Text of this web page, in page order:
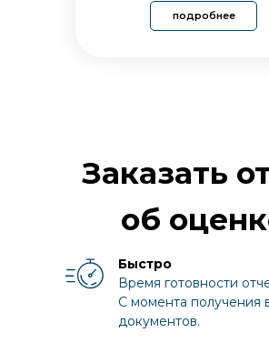
подробнее
Заказать
об
Быстро
Время готовности
С момента получения
документов.